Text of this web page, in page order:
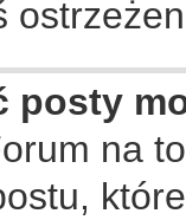
posty
na